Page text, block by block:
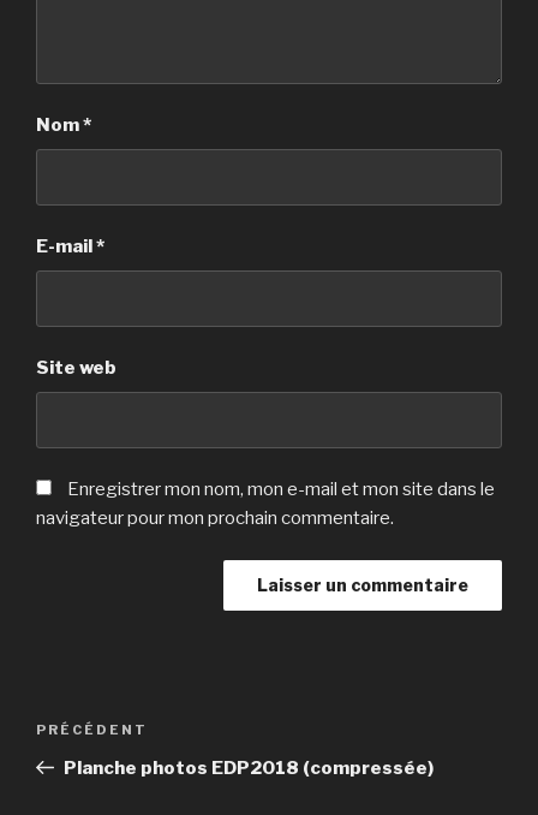
Nom*
E-mail*
Site web
Enregistrer mon nom, mon e-mail et mon site dans le
navigateur pour mon prochain commentaire.
Navigation
l’article
Article
précédent
PRÉCÉDENT
Planche photos EDP2018 (compressée)